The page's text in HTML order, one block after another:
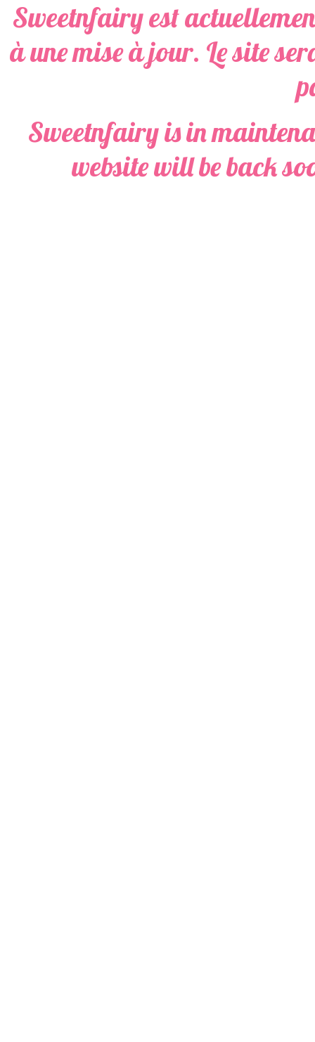
Sweetnfairy est
à une mise à jour. Le site
Sweetnfairy is in
website will be back